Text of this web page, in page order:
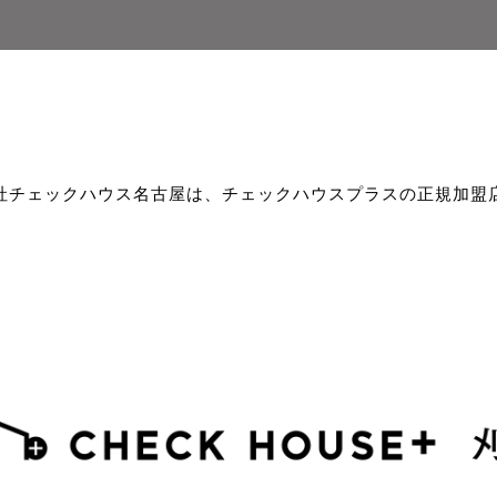
チェックハウス名古屋は、チェックハウスプラスの正規加盟